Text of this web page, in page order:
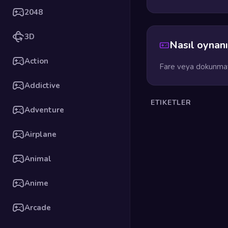
2048
3D
Action
Addictive
Adventure
Airplane
Animal
Anime
Arcade
Nasıl
Fare veya
ETIKETLER